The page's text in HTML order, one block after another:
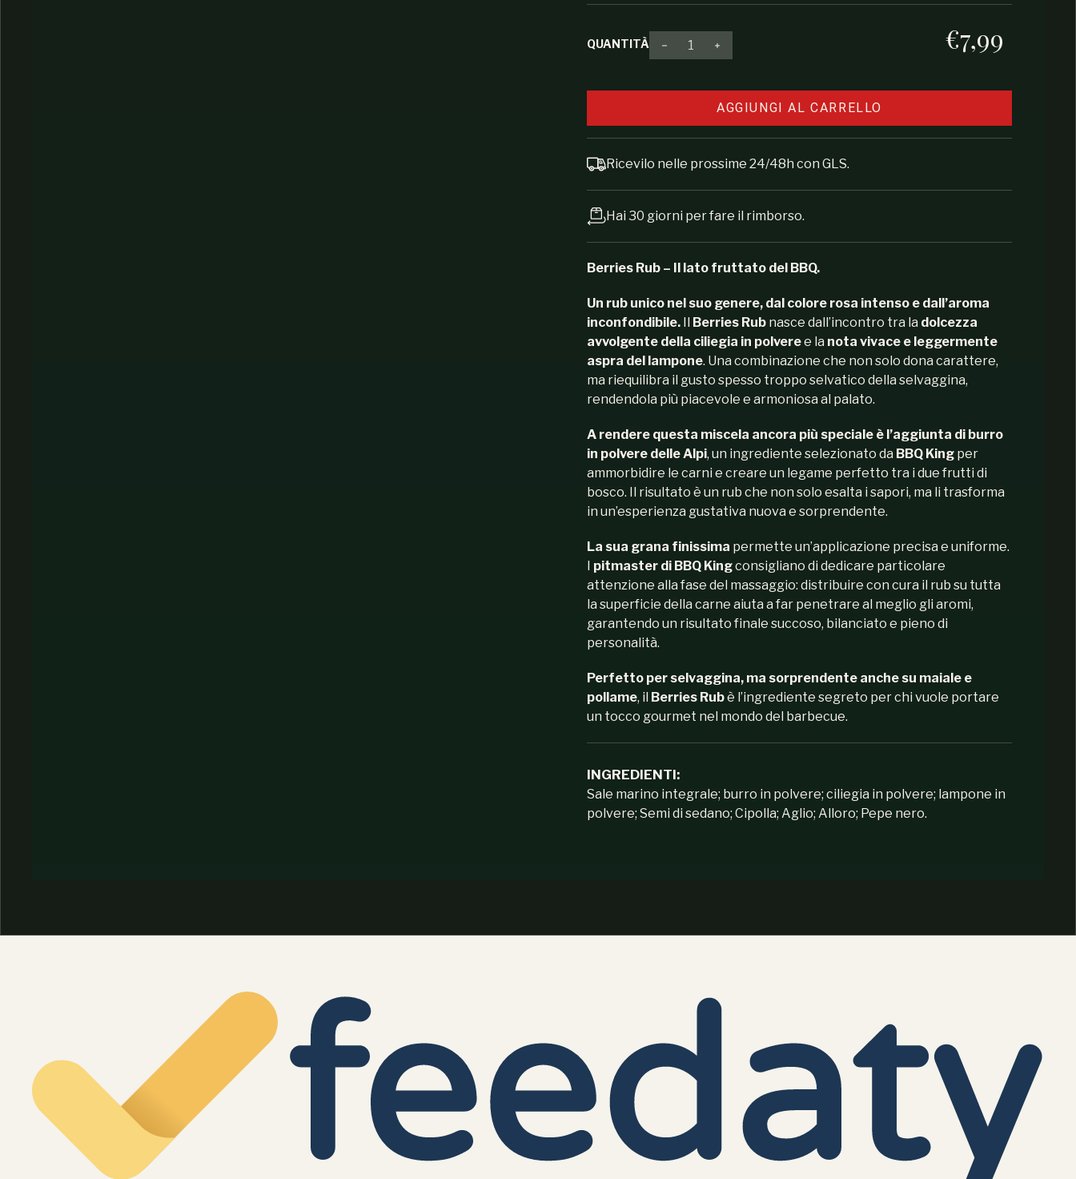
QUANTITÀ
Diminuire la quantità per Berries Rub
Prezzo regolare
€7,99
AGGIUNGI AL CARRELLO
Ricevilo nelle prossime 24/48h con GLS.
Hai 30 giorni per fare il rimborso.
Berries Rub – Il lato fruttato del BBQ.
Un rub unico nel suo genere, dal colore rosa intenso e dall’aroma
inconfondibile.Il Berries Rubnasce dall’incontro tra la dolcezza
avvolgente della ciliegia in polveree la nota vivace e leggermente
aspra del lampone. Una combinazione che non solo dona carattere,
ma riequilibra il gusto spesso troppo selvatico della selvaggina,
rendendola più piacevole e armoniosa al palato.
A rendere questa miscela ancora più speciale è l’aggiunta di burro
in polvere delle Alpi, un ingrediente selezionato da BBQ Kingper
ammorbidire le carni e creare un legame perfetto tra i due frutti di
bosco. Il risultato è un rub che non solo esalta i sapori, ma li trasforma
in un’esperienza gustativa nuova e sorprendente.
La sua grana finissima permette un’applicazione precisa e uniforme.
I pitmaster di BBQ Kingconsigliano di dedicare particolare
attenzione alla fase del massaggio: distribuire con cura il rub su tutta
la superficie della carne aiuta a far penetrare al meglio gli aromi,
garantendo un risultato finale succoso, bilanciato e pieno di
personalità.
Perfetto per selvaggina, ma sorprendente anche su maiale e
pollame, il Berries Rubè l’ingrediente segreto per chi vuole portare
un tocco gourmet nel mondo del barbecue.
INGREDIENTI:
Sale marino integrale; burro in polvere; ciliegia in polvere; lampone in
polvere; Semi di sedano; Cipolla; Aglio; Alloro; Pepe nero.